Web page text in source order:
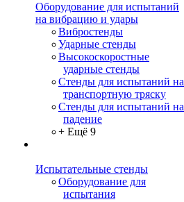
Оборудование для испытаний
на вибрацию и удары
Вибростенды
Ударные стенды
Высокоскоростные
ударные стенды
Стенды для испытаний на
транспортную тряску
Стенды для испытаний на
падение
+ Ещё 9
Испытательные стенды
Оборудование для
испытания